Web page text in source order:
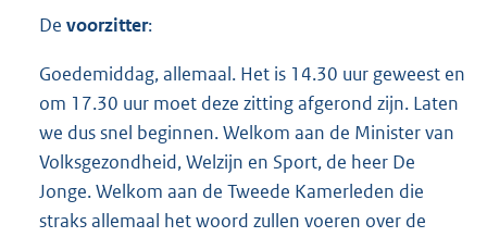
De voorzitter:
Goedemiddag, allemaal. Het is 14.30 uur geweest en
om 17.30 uur moet deze zitting afgerond zijn. Laten
we dus snel beginnen. Welkom aan de Minister van
Volksgezondheid, Welzijn en Sport, de heer De
Jonge. Welkom aan de Tweede Kamerleden die
straks allemaal het woord zullen voeren over de